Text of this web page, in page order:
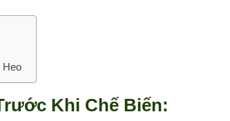
Heo
Khi Chế Biến: